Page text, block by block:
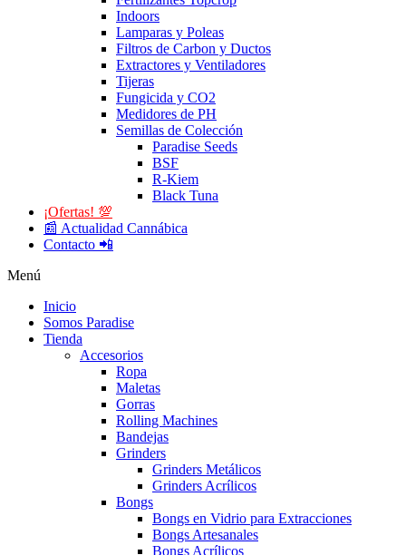
Indoors
Lamparas y Poleas
Filtros de Carbon y Ductos
Extractores y Ventiladores
Tijeras
Fungicida y CO2
Medidores de PH
Semillas de Colección
Paradise Seeds
BSF
R-Kiem
Black Tuna
¡Ofertas! 💯
📰 Actualidad Cannábica
Contacto 📲
Menú
Inicio
Somos Paradise
Tienda
Accesorios
Ropa
Maletas
Gorras
Rolling Machines
Bandejas
Grinders
Grinders Metálicos
Grinders Acrílicos
Bongs
Bongs en Vidrio para Extracciones
Bongs Artesanales
Bongs Acrílicos